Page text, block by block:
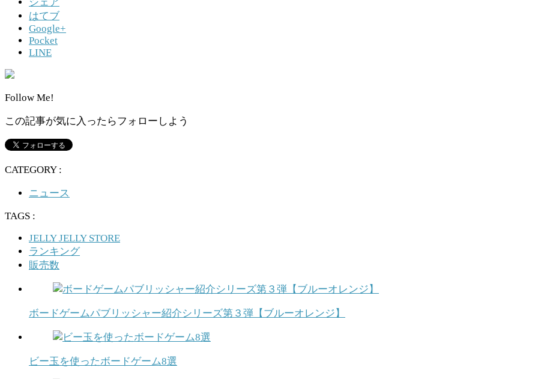
はてブ
Google+
Pocket
LINE
Follow Me!
この記事が気に入ったらフォローしよう
CATEGORY :
ニュース
TAGS :
JELLY JELLY STORE
ランキング
販売数
ボードゲームパブリッシャー紹介シリーズ第３弾【ブルーオレンジ】
ビー玉を使ったボードゲーム8選